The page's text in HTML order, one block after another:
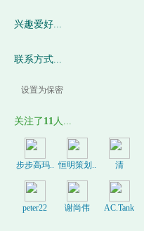
兴趣爱好...
联系方式...
设置为保密
关注了 11人...
步步高玛.. 恒明策划.. 清
peter22 谢尚伟 AC.Tank